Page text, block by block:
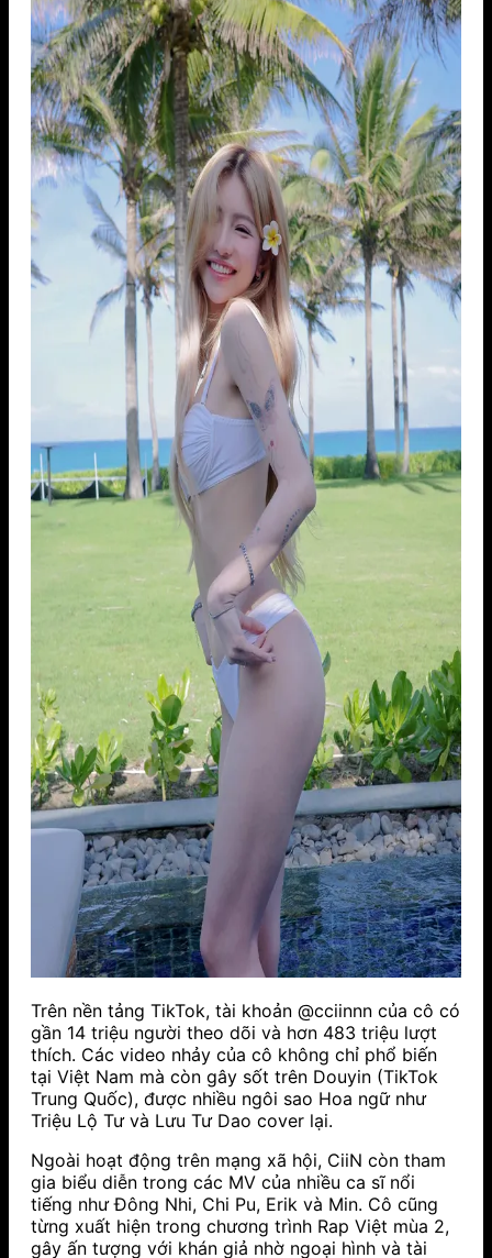
Trên nền tảng TikTok, tài khoản @cciinnn của cô có
gần 14 triệu người theo dõi và hơn 483 triệu lượt
thích. Các video nhảy của cô không chỉ phổ biến
tại Việt Nam mà còn gây sốt trên Douyin (TikTok
Trung Quốc), được nhiều ngôi sao Hoa ngữ như
Triệu Lộ Tư và Lưu Tư Dao cover lại.
Ngoài hoạt động trên mạng xã hội, CiiN còn tham
gia biểu diễn trong các MV của nhiều ca sĩ nổi
tiếng như Đông Nhi, Chi Pu, Erik và Min. Cô cũng
từng xuất hiện trong chương trình Rap Việt mùa 2,
gây ấn tượng với khán giả nhờ ngoại hình và tài